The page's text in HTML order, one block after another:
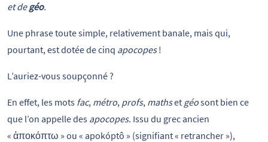
et degéo.
Une phrase toute simple, relativement banale, mais qui,
pourtant, est dotée de cinq apocopes!
L’auriez-vous soupçonné ?
En effet, les mots fac, métro, profs, mathset géosont bien ce
que l’on appelle des apocopes. Issu du grec ancien
« ἀποκόπτω » ou « apokóptô » (signifiant « retrancher »),